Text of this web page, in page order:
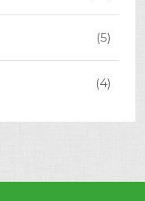
(5)
(4)